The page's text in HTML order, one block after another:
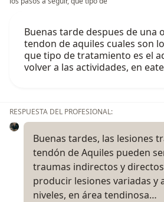
Buenas tarde despues de una
tendon de aquiles cuales son
que tipo de tratamiento es el
volver a las actividades, en
RESPUESTA DEL PROFESIONAL:
Buenas tardes, las lesiones
tendón de Aquiles pueden
traumas indirectos y
producir lesiones variadas y
niveles, en área tendinosa…